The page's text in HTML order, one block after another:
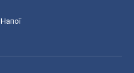
Напої